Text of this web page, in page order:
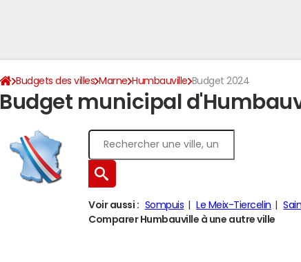
Budgets des villes Marne Humbauville Budget 2024
Budget municipal
Voir aussi : Sompuis Le Meix-Tiercelin
Comparer Humbauville à une autre ville